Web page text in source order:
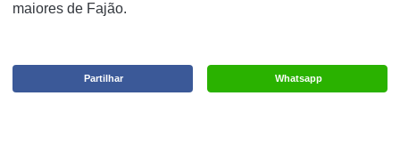
maiores de Fajão.
Whatsapp
Partilhar